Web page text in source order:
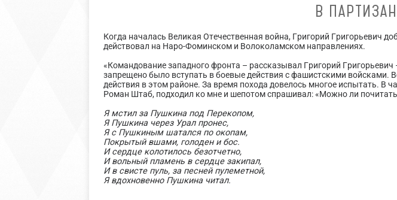
В
Когда началась Великая Отечественная война, Григорий Григорьевич
действовал на Наро-Фоминском и Волоколамском направлениях.
«Командование западного фронта – рассказывал Григорий
запрещено было вступать в боевые действия с фашистскими войсками.
действия в этом районе. За время похода довелось многое испытать. В
Роман Штаб, подходил ко мне и шепотом спрашивал: «Можно ли
Я мстил за Пушкина под Перекопом,
Я Пушкина через Урал пронес,
Я с Пушкиным шатался по окопам,
Покрытый вшами, голоден и бос.
И сердце колотилось безотчетно,
И вольный пламень в сердце закипал,
И в свисте пуль, за песней пулеметной,
Я вдохновенно Пушкина читал.